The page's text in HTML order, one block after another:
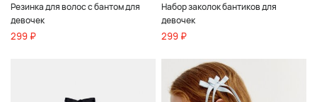
Резинка для волос с бантом для
девочек
299 ₽
Набор заколок бантиков для
девочек
299 ₽